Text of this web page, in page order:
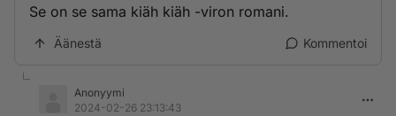
Se on se sama kiäh kiäh -viron romani.
Äänestä Kommentoi
Anonyymi
2024-02-26 23:13:43